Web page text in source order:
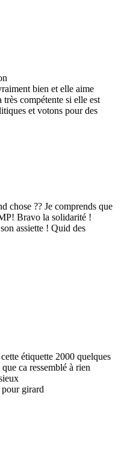
bien et elle aime
compétente si elle est
et votons pour des
chose ?? Je comprends que
Bravo la solidarité !
assiette ! Quid des
étiquette 2000 quelques
ca ressemblé à rien
girard